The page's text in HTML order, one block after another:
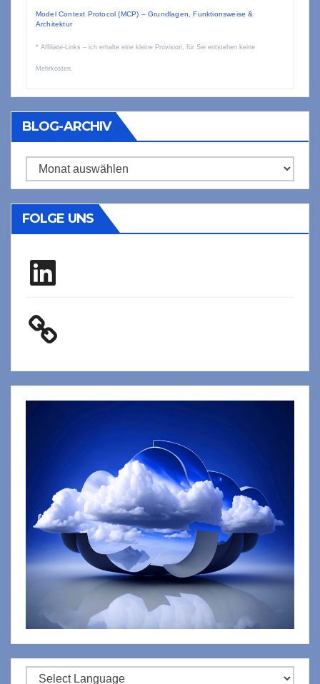
Model Context Protocol (MCP) – Grundlagen, Funktionsweise &
Architektur
* Affiliate-Links – ich erhalte eine kleine Provision, für Sie entstehen keine
Mehrkosten.
BLOG-ARCHIV
Blog-
Archiv
FOLGE UNS
LinkedIn